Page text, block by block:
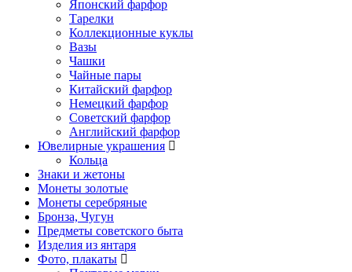
Японский фарфор
Тарелки
Коллекционные куклы
Вазы
Чашки
Чайные пары
Китайский фарфор
Немецкий фарфор
Советский фарфор
Английский фарфор
Ювелирные украшения
Кольца
Знаки и жетоны
Монеты золотые
Монеты серебряные
Бронза, Чугун
Предметы советского быта
Изделия из янтаря
Фото, плакаты